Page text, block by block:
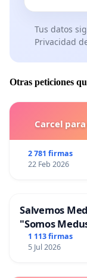
Tus datos
Privacidad
Otras peticiones
Carcel
2 781 firmas
22 Feb 2026
Salvemos
"Somos
1 113 firmas
5 Jul 2026